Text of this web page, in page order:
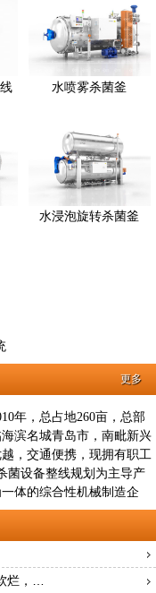
水喷雾杀菌釜
水浸泡旋转杀菌釜
更多
年，总占地260亩，总部
滨名城青岛市，南毗新兴
，交通便携，现拥有职工
菌设备整线规划为主导产
体的综合性机械制造企
亩，投资3亿元建立鼎泰
供应、产品研发、工艺设
验、工程运输、售后服务
，公司现拥有10项国家发
新型专利技术；先后被评
烂，…